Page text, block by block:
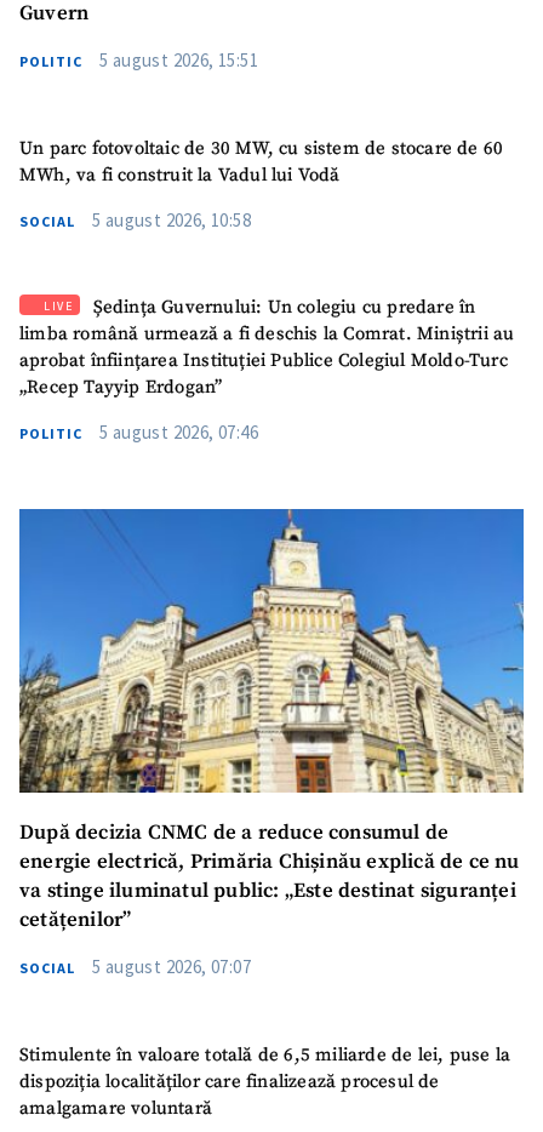
SUSȚINE
Guvern
POLITIC 5 august 2026, 15:51
Un parc fotovoltaic de 30 MW, cu sistem de stocare de 60
MWh, va fi construit la Vadul lui Vodă
SOCIAL 5 august 2026, 10:58
LIVE
Ședința Guvernului: Un colegiu cu predare în
limba română urmează a fi deschis la Comrat. Miniștrii au
aprobat înființarea Instituției Publice Colegiul Moldo-Turc
„Recep Tayyip Erdogan”
POLITIC 5 august 2026, 07:46
După decizia CNMC de a reduce consumul de
energie electrică, Primăria Chișinău explică de ce nu
va stinge iluminatul public: „Este destinat siguranței
cetățenilor”
SOCIAL 5 august 2026, 07:07
Stimulente în valoare totală de 6,5 miliarde de lei, puse la
dispoziția localităților care finalizează procesul de
amalgamare voluntară
acord cupolitica de
confidențialitate.